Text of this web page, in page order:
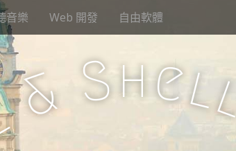
音樂 Web 開發 自由軟體
& Shell